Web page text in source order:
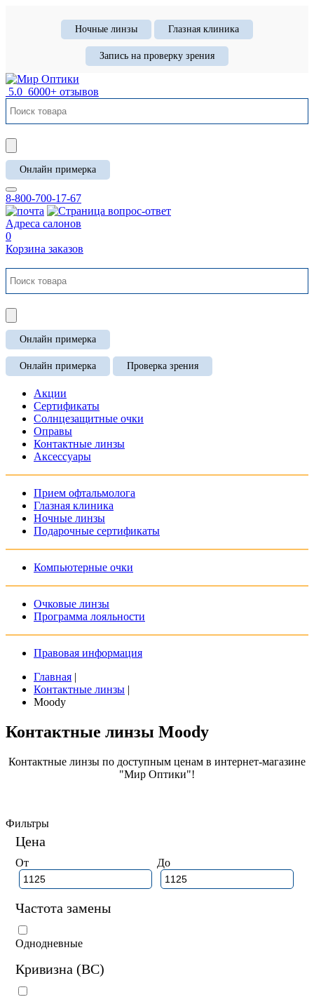
Ночные линзы Глазная клиника
Запись на проверку зрения
5.0 6000+ отзывов
Онлайн примерка
8-800-700-17-67
Адреса салонов
0
Корзина заказов
Онлайн примерка
Онлайн примерка Проверка зрения
Акции
Сертификаты
Солнцезащитные очки
Оправы
Контактные линзы
Аксессуары
Прием офтальмолога
Глазная клиника
Ночные линзы
Подарочные сертификаты
Компьютерные очки
Очковые линзы
Программа лояльности
Правовая информация
Главная |
Контактные линзы |
Moody
Контактные линзы Moody
Контактные линзы по доступным ценам в интернет-магазине
"Мир Оптики"!
Фильтры
Цена
От До
Частота замены
Однодневные
Кривизна (BC)